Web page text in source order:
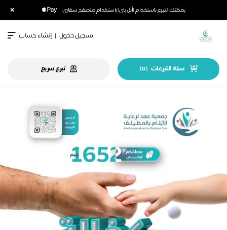
يمكنك التبرع باستخدام (أبل باي) باستخدام متصفح سفاري
تسجيل دخول | إنشاء حساب
سلة التبرعات (
0
) تبرع سريع